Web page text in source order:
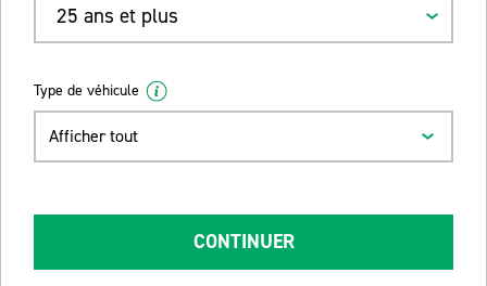
25 ans et plus
Type de véhicule
Afficher tout
CONTINUER